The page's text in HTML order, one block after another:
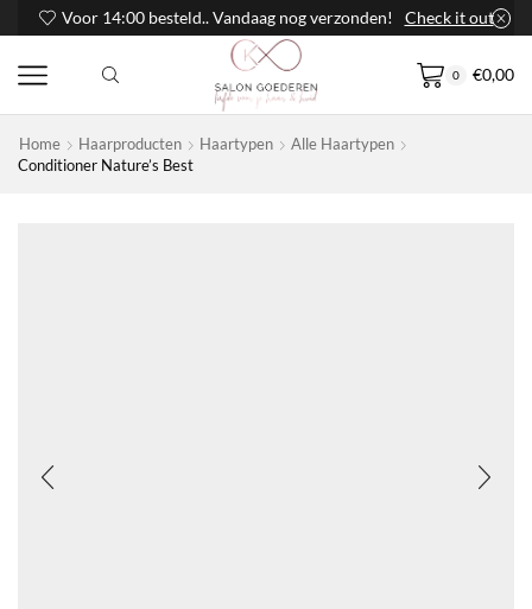
Voor 14:00 besteld.. Vandaag nog verzonden! Check it out
0 €0,00
Home Haarproducten Haartypen
Alle Haartypen
Conditioner Nature’s Best